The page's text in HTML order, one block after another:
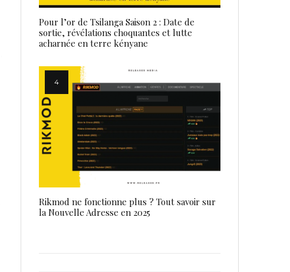
Pour l’or de Tsilanga Saison 2 : Date de
sortie, révélations choquantes et lutte
acharnée en terre kényane
Rikmod ne fonctionne plus ? Tout savoir sur
la Nouvelle Adresse en 2025